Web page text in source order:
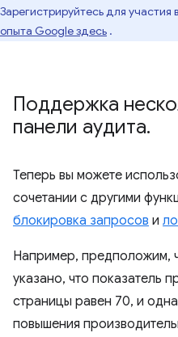
Зарегистрируйтесь для участия в
опыта Google здесь .
Поддержка
панели аудита.
Теперь вы можете
сочетании с другими
блокировка запросов и
Например, предположим,
указано, что показатель
страницы равен 70, и
повышения